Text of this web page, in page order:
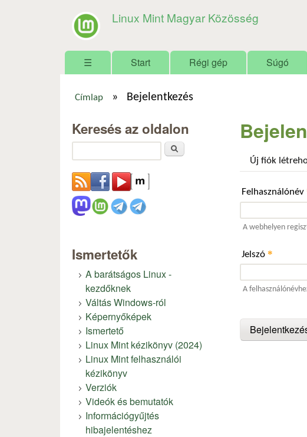
Linux Mint Magyar Közösség
Főmenü
☰ Start Régi gép Súgó
Címlap » Bejelentkezés
Új fiók
Felhasználónév
A webhelyen
Jelszó *
A
Keresés az oldalon
Ismertetők
A barátságos Linux -
kezdőknek
Váltás Windows-ról
Képernyőképek
Ismertető
Linux Mint kézikönyv (2024)
Linux Mint felhasználói
kézikönyv
Verziók
Videók és bemutatók
Információgyűjtés
hibajelentéshez